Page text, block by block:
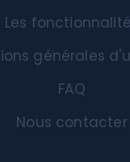
Les
générales
FAQ
Nous contacter